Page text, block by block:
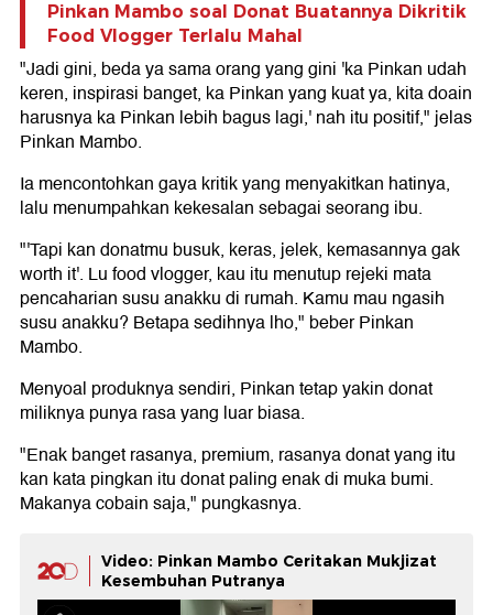
Pinkan Mambo soal Donat Buatannya Dikritik
Food Vlogger Terlalu Mahal
"Jadi gini, beda ya sama orang yang gini 'ka Pinkan udah
keren, inspirasi banget, ka Pinkan yang kuat ya, kita doain
harusnya ka Pinkan lebih bagus lagi,' nah itu positif," jelas
Pinkan Mambo.
Ia mencontohkan gaya kritik yang menyakitkan hatinya,
lalu menumpahkan kekesalan sebagai seorang ibu.
"'Tapi kan donatmu busuk, keras, jelek, kemasannya gak
worth it'. Lu food vlogger, kau itu menutup rejeki mata
pencaharian susu anakku di rumah. Kamu mau ngasih
susu anakku? Betapa sedihnya lho," beber Pinkan
Mambo.
Menyoal produknya sendiri, Pinkan tetap yakin donat
miliknya punya rasa yang luar biasa.
"Enak banget rasanya, premium, rasanya donat yang itu
kan kata pingkan itu donat paling enak di muka bumi.
Makanya cobain saja," pungkasnya.
Video: Pinkan Mambo Ceritakan Mukjizat
Kesembuhan Putranya